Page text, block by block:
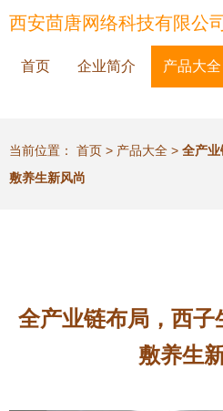
西安茴唐网络科技有限公司
首页 企业简介 产品大全
当前位置： 首页 > 产品大全 > 全产
敷养生新风尚
全产业链布局，西
敷养生